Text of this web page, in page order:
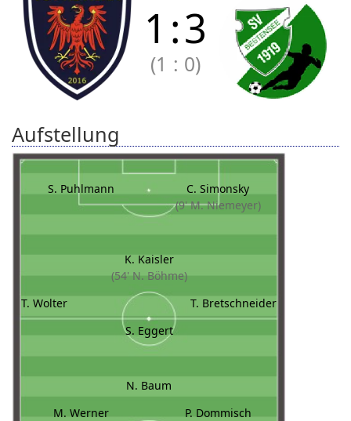
1 :3
(1 : 0)
Aufstellung
S. Puhlmann
C. Simonsky
(9' M. Niemeyer)
K. Kaisler
(54' N. Böhme)
T. Wolter
T. Bretschneider
S. Eggert
N. Baum
M. Werner
P. Dommisch